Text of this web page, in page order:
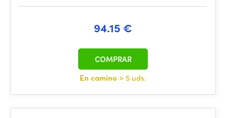
94.15 €
En camino > 5 uds.
COMPRAR